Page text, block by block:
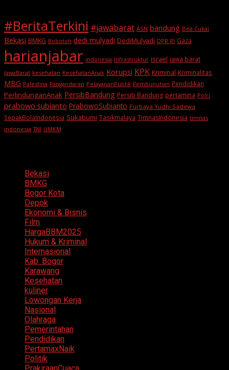
#BeritaTerkini #jawabarat ASN bandung Bea Cukai
Bekasi BMKG Bobotoh dedi mulyadi DediMulyadi DPR RI Gaza
harianjabar indonesia Infrastruktur israel jawa barat
JawaBarat kesehatan KesehatanAnak Korupsi KPK Kriminal Kriminalitas
MBG Palestina Pangandaran PelayananPublik Pembunuhan Pendidikan
PerlindunganAnak PersibBandung Persib Bandung pertamina Polri
prabowo subianto PrabowoSubianto Purbaya Yudhi Sadewa
SepakBolaIndonesia Sukabumi Tasikmalaya TimnasIndonesia timnas
indonesia TNI UMKM
Bekasi
BMKG
Bogor Kota
Depok
Ekonomi & Bisnis
Film
HargaBBM2025
Hukum & Kriminal
Internasional
Kab. Bogor
Karawang
Kesehatan
kuliner
Lowongan Kerja
Nasional
Olahraga
Pemerintahan
Pendidikan
PertamaxNaik
Politik